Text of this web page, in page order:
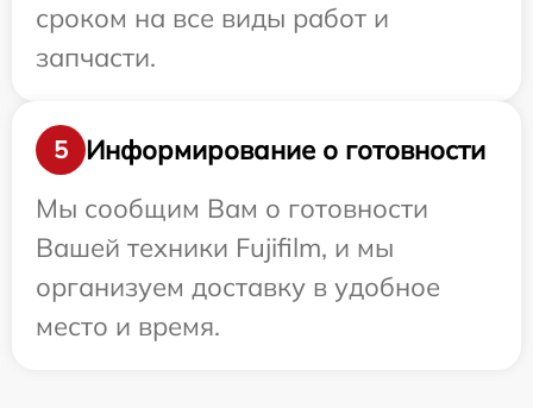
сроком на все виды работ и
запчасти.
5
Информирование о готовности
Мы сообщим Вам о готовности
Вашей техники Fujifilm, и мы
организуем доставку в удобное
место и время.